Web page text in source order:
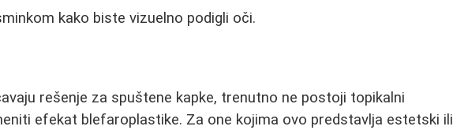
kako biste vizuelno podigli oči.
rešenje za spuštene kapke, trenutno ne postoji topikalni
efekat blefaroplastike. Za one kojima ovo predstavlja estetski ili